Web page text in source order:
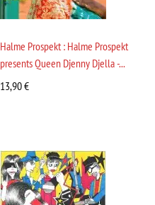
Halme Prospekt : Halme Prospekt
presents Queen Djenny Djella -...
13,90€